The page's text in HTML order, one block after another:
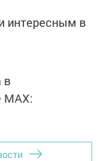
интересным в
в
MАХ: